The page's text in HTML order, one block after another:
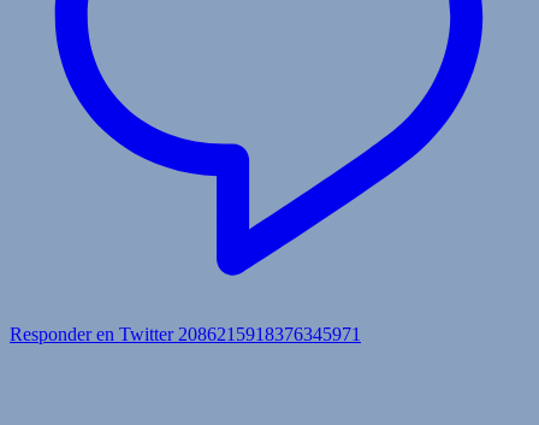
Responder en Twitter 2086215918376345971